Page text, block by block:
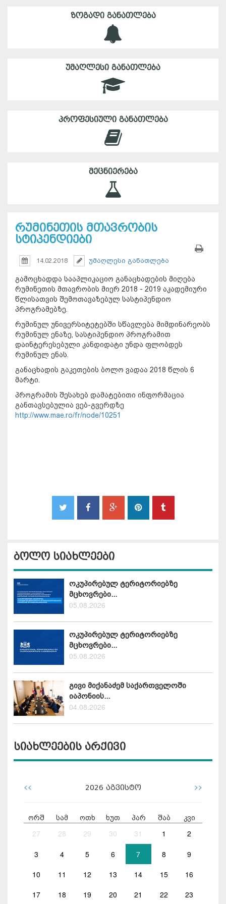
ᲖᲝᲒᲐᲓᲘ ᲒᲐᲜᲐᲗᲚᲔᲑᲐ
ᲣᲛᲐᲦᲚᲔᲡᲘ ᲒᲐᲜᲐᲗᲚᲔᲑᲐ
ᲞᲠᲝᲤᲔᲡᲘᲣᲚᲘ ᲒᲐᲜᲐᲗᲚᲔᲑᲐ
ᲛᲔᲪᲜᲘᲔᲠᲔᲑᲐ
რუმინეთის მთავრობის
სტიპენდიები
14.02.2018 უმაღლესი განათლება
გამოცხადდა სააპლიკაციო განაცხადების მიღება
რუმინეთის მთავრობის მიერ 2018 - 2019 აკადემიური
წლისათვის შემოთავაზებულ სასტიპენდიო
პროგრამებზე.
რუმინულ უნივერსიტეტებში სწავლება მიმდინარეობს
რუმინულ ენაზე, სასტიპენდიო პროგრამით
დაინტერესებული კანდიდატი უნდა ფლობდეს
რუმინულ ენას.
განაცხადის გაკეთების ბოლო ვადაა 2018 წლის 6
მარტი.
პროგრამის შესახებ დამატებითი ინფორმაცია
განთავსებულია ვებ-გვერდზე
http://www.mae.ro/fr/node/10251
ბოლო სიახლეები
ოკუპირებულ ტერიტორიებზე
მცხოვრები...
05.08.2026
ოკუპირებულ ტერიტორიებზე
მცხოვრები...
05.08.2026
გივი მიქანაძემ საქართველოში
იაპონიის...
04.08.2026
სიახლეების არქივი
<< 2026 აგვისტო >>
ორშ სამ ოთხ ხუთ პარ შაბ კვი
27 28 29 30 31 1 2
3 4 5 6 7 8 9
10 11 12 13 14 15 16
17 18 19 20 21 22 23